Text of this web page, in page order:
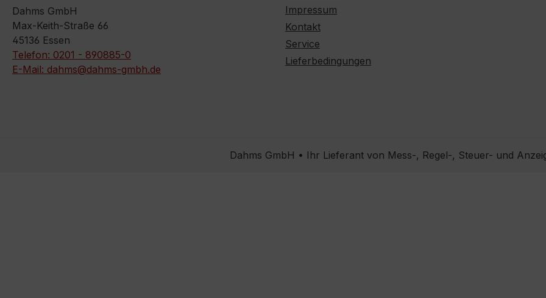
Dahms GmbH
Max-Keith-Straße 66
45136 Essen
Telefon: 0201 - 890885-0
E-Mail: dahms@dahms-gmbh.de
Impressum
Kontakt
Service
Lieferbedingungen
Dahms GmbH • Ihr Lieferant von Mess-, Regel-, Steuer- und